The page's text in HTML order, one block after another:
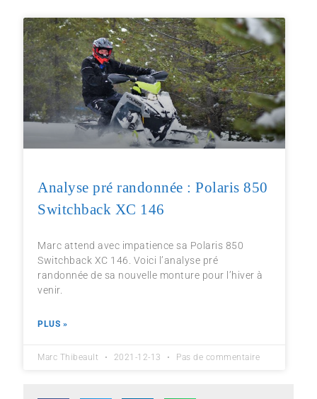
Analyse pré randonnée : Polaris 850
Switchback XC 146
Marc attend avec impatience sa Polaris 850
Switchback XC 146. Voici l’analyse pré
randonnée de sa nouvelle monture pour l’hiver à
venir.
PLUS »
Marc Thibeault 2021-12-13 Pas de commentaire